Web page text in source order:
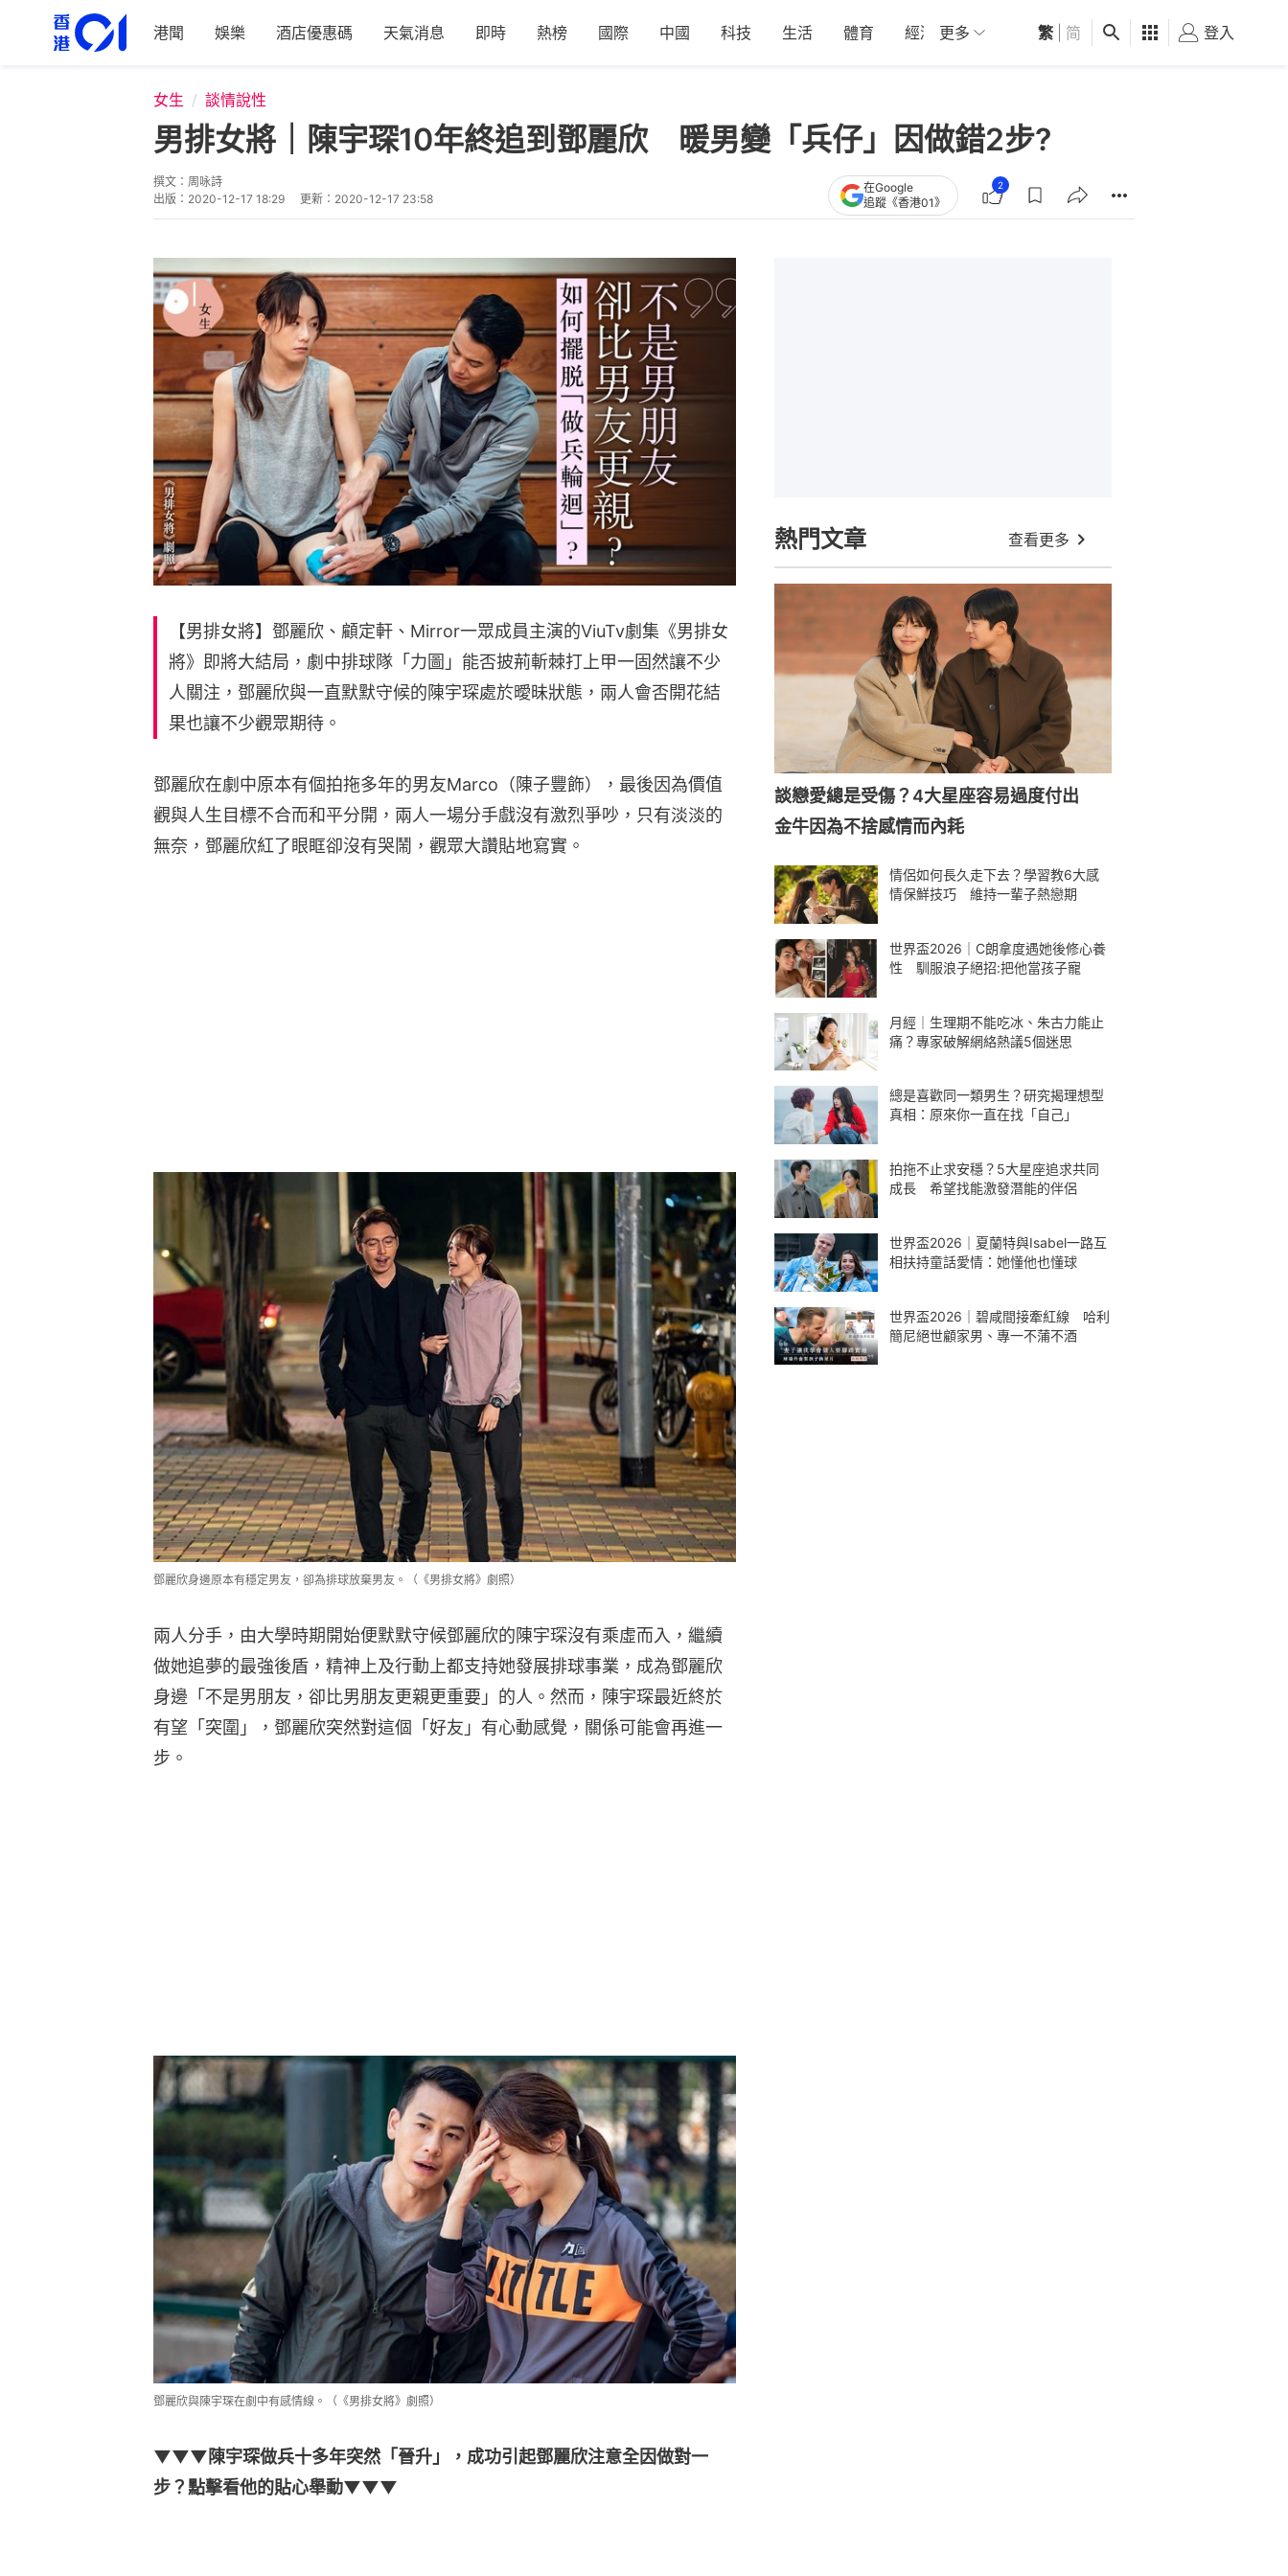
港聞 娛樂 酒店優惠碼 天氣消息 即時 熱榜 國際 中國 科技 生活 體育 經濟 01深圳 觀點 健康 好食玩飛
更多 繁 简 登入
女生 談情說性
男排女將｜陳宇琛10年終追到鄧麗欣 暖男變「兵仔」因做錯2步?
撰文： 周咏詩
出版： 2020-12-17 18:29 更新： 2020-12-17 23:58
在Google
追蹤《香港01》
2
【男排女將】鄧麗欣、顧定軒、Mirror一眾成員主演的ViuTv劇集《男排女
將》即將大結局，劇中排球隊「力圖」能否披荊斬棘打上甲一固然讓不少
人關注，鄧麗欣與一直默默守候的陳宇琛處於曖昧狀態，兩人會否開花結
果也讓不少觀眾期待。
鄧麗欣在劇中原本有個拍拖多年的男友Marco（陳子豐飾），最後因為價值
觀與人生目標不合而和平分開，兩人一場分手戲沒有激烈爭吵，只有淡淡的
無奈，鄧麗欣紅了眼眶卻沒有哭鬧，觀眾大讚貼地寫實。
鄧麗欣身邊原本有穩定男友，卻為排球放棄男友。（《男排女將》劇照）
兩人分手，由大學時期開始便默默守候鄧麗欣的陳宇琛沒有乘虛而入，繼續
做她追夢的最強後盾，精神上及行動上都支持她發展排球事業，成為鄧麗欣
身邊「不是男朋友，卻比男朋友更親更重要」的人。然而，陳宇琛最近終於
有望「突圍」，鄧麗欣突然對這個「好友」有心動感覺，關係可能會再進一
步。
鄧麗欣與陳宇琛在劇中有感情線。（《男排女將》劇照）
▼▼▼陳宇琛做兵十多年突然「晉升」，成功引起鄧麗欣注意全因做對一
步？點擊看他的貼心舉動▼▼▼
熱門文章 查看更多
談戀愛總是受傷？4大星座容易過度付出
金牛因為不捨感情而內耗
情侶如何長久走下去？學習教6大感
情保鮮技巧 維持一輩子熱戀期
世界盃2026｜C朗拿度遇她後修心養
性 馴服浪子絕招:把他當孩子寵
月經｜生理期不能吃冰、朱古力能止
痛？專家破解網絡熱議5個迷思
總是喜歡同一類男生？研究揭理想型
真相：原來你一直在找「自己」
拍拖不止求安穩？5大星座追求共同
成長 希望找能激發潛能的伴侶
世界盃2026｜夏蘭特與Isabel一路互
相扶持童話愛情：她懂他也懂球
世界盃2026｜碧咸間接牽紅線 哈利
簡尼絕世顧家男、專一不蒲不酒